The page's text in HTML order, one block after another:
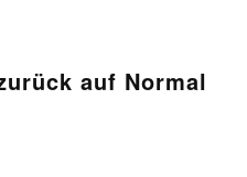
auf Normal